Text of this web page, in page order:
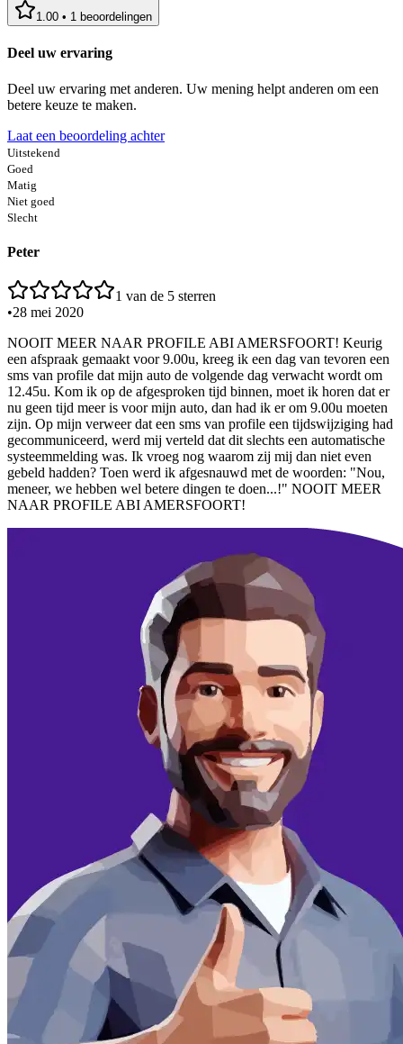
1.00 • 1 beoordelingen
Deel uw ervaring
Deel uw ervaring met anderen. Uw mening helpt anderen om een
betere keuze te maken.
Laat een beoordeling achter
Uitstekend
Goed
Matig
Niet goed
Slecht
Peter
1 van de 5 sterren
•28 mei 2020
NOOIT MEER NAAR PROFILE ABI AMERSFOORT! Keurig
een afspraak gemaakt voor 9.00u, kreeg ik een dag van tevoren een
sms van profile dat mijn auto de volgende dag verwacht wordt om
12.45u. Kom ik op de afgesproken tijd binnen, moet ik horen dat er
nu geen tijd meer is voor mijn auto, dan had ik er om 9.00u moeten
zijn. Op mijn verweer dat een sms van profile een tijdswijziging had
gecommuniceerd, werd mij verteld dat dit slechts een automatische
systeemmelding was. Ik vroeg nog waarom zij mij dan niet even
gebeld hadden? Toen werd ik afgesnauwd met de woorden: "Nou,
meneer, we hebben wel betere dingen te doen...!" NOOIT MEER
NAAR PROFILE ABI AMERSFOORT!